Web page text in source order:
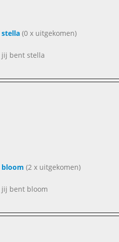
stella(0 x uitgekomen)
jij bent stella
bloom (2 x uitgekomen)
jij bent bloom